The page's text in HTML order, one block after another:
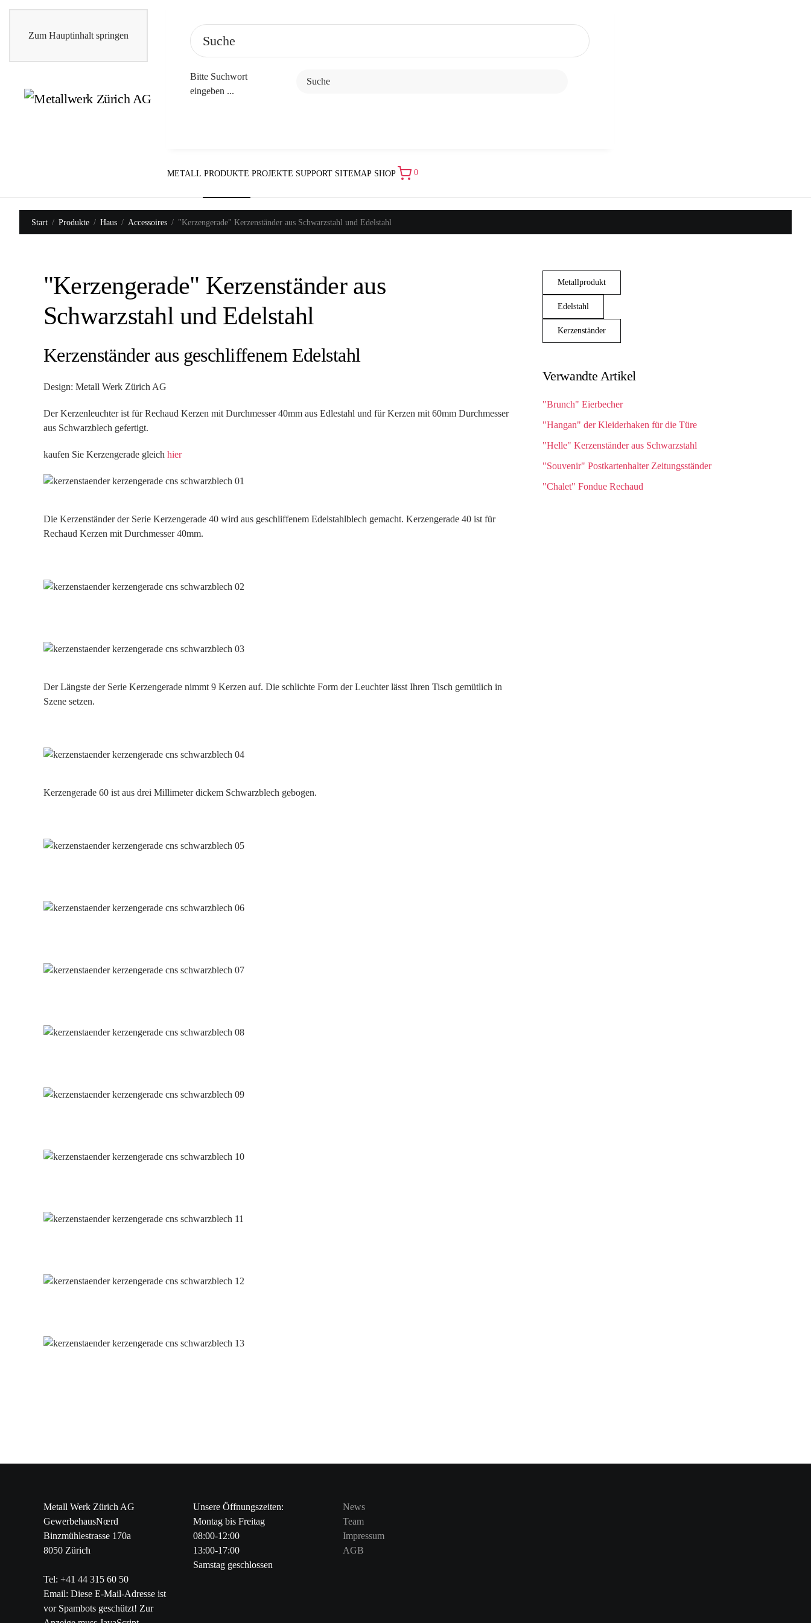
Zum Hauptinhalt springen
Bitte Suchwort
eingeben ...
METALL PRODUKTE PROJEKTE SUPPORT SITEMAP SHOP 0
Start Produkte Haus Accessoires "Kerzengerade" Kerzenständer aus Schwarzstahl und Edelstahl
"Kerzengerade" Kerzenständer aus
Schwarzstahl und Edelstahl
Kerzenständer aus geschliffenem Edelstahl
Design: Metall Werk Zürich AG
Der Kerzenleuchter ist für Rechaud Kerzen mit Durchmesser 40mm aus Edlestahl und für Kerzen mit 60mm Durchmesser
aus Schwarzblech gefertigt.
kaufen Sie Kerzengerade gleich hier
Die Kerzenständer der Serie Kerzengerade 40 wird aus geschliffenem Edelstahlblech gemacht. Kerzengerade 40 ist für
Rechaud Kerzen mit Durchmesser 40mm.
Der Längste der Serie Kerzengerade nimmt 9 Kerzen auf. Die schlichte Form der Leuchter lässt Ihren Tisch gemütlich in
Szene setzen.
Kerzengerade 60 ist aus drei Millimeter dickem Schwarzblech gebogen.
Metallprodukt
Edelstahl
Kerzenständer
Verwandte Artikel
"Brunch" Eierbecher
"Hangan" der Kleiderhaken für die Türe
"Helle" Kerzenständer aus Schwarzstahl
"Souvenir" Postkartenhalter Zeitungsständer
"Chalet" Fondue Rechaud
Metall Werk Zürich AG
GewerbehausNœrd
Binzmühlestrasse 170a
8050 Zürich
Tel: +41 44 315 60 50
Email: Diese E-Mail-Adresse ist
vor Spambots geschützt! Zur
Unsere Öffnungszeiten:
Montag bis Freitag
08:00-12:00
13:00-17:00
Samstag geschlossen
News
Team
Impressum
AGB